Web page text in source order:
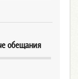
обещания